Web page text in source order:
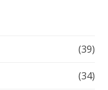
(39)
(34)